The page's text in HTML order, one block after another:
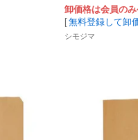
卸価格は会員の
[無料登録して卸
シモジマ